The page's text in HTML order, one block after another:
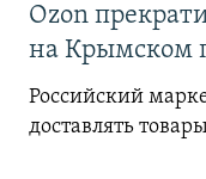
Ozon
на Крымском
Российский
доставлять